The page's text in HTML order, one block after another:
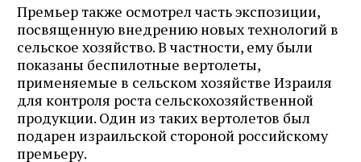
Премьер также осмотрел часть экспозиции,
посвященную внедрению новых технологий в
сельское хозяйство. В частности, ему были
показаны беспилотные вертолеты,
применяемые в сельском хозяйстве Израиля
для контроля роста сельскохозяйственной
продукции. Один из таких вертолетов был
подарен израильской стороной российскому
премьеру.